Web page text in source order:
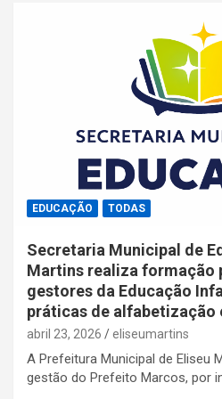
EDUCAÇÃO TODAS
Secretaria Municipal de
Martins realiza formação
gestores da Educação
práticas de alfabetização
abril 23, 2026 eliseumartins
A Prefeitura Municipal de Eliseu
gestão do Prefeito Marcos, por